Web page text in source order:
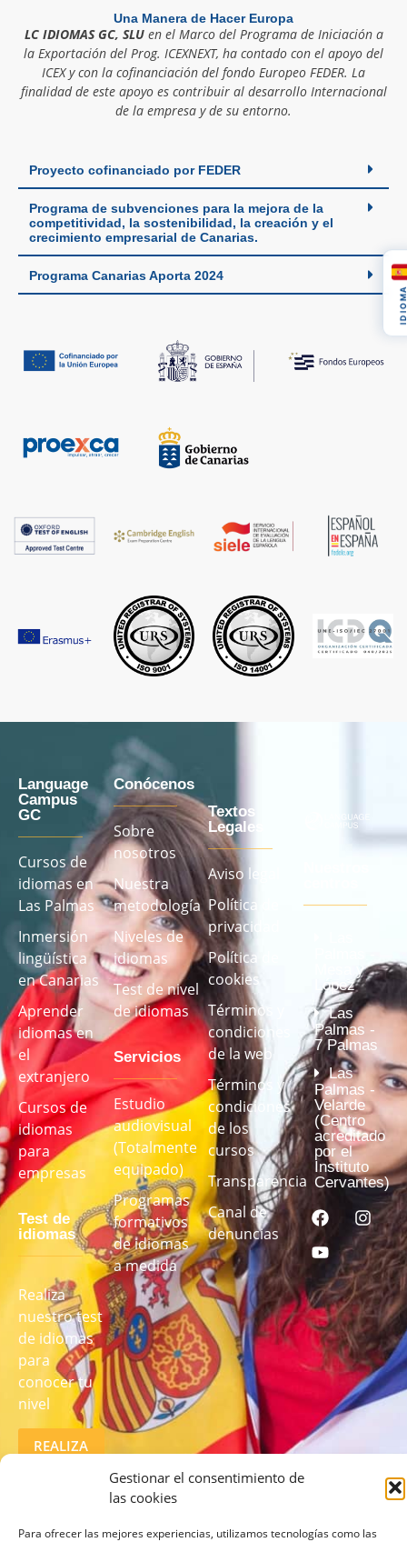
Gestionar el consentimiento de
las cookies
Para ofrecer las mejores experiencias, utilizamos tecnologías como las
Una Manera de Hacer Europa
LC IDIOMAS GC, SLUen el Marco del Programa de Iniciación a
la Exportación del Prog. ICEXNEXT, ha contado con el apoyo del
ICEX y con la cofinanciación del fondo Europeo FEDER. La
finalidad de este apoyo es contribuir al desarrollo Internacional
de la empresa y de su entorno.
Proyecto cofinanciado por FEDER
Programa de subvenciones para la mejora de la
competitividad, la sostenibilidad, la creación y el
crecimiento empresarial de Canarias.
Programa Canarias Aporta 2024
Language
Campus
GC
Cursos de
idiomas en
Las Palmas
Inmersión
lingüística
en Canarias
Aprender
idiomas en
el
extranjero
Cursos de
idiomas
para
empresas
Test de
idiomas
Realiza
nuestro test
de idiomas
para
conocer tu
nivel
REALIZA
EL TEST
Conócenos
Sobre
nosotros
Nuestra
metodología
Niveles de
idiomas
Test de nivel
de idiomas
Servicios
Estudio
audiovisual
(Totalmente
equipado)
Programas
formativos
de idiomas
a medida
Textos
Legales
Aviso legal
Política de
privacidad
Política de
cookies
Términos y
condiciones
de la web
Términos y
condiciones
de los
cursos
Transparencia
Canal de
denuncias
Mesa y
López
Las
Palmas -
7 Palmas
Las
Palmas -
Velarde
(Centro
acreditado
por el
Instituto
Cervantes)
IDIOMA